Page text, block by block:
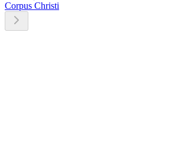
Corpus Christi